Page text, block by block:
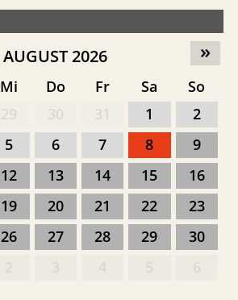
»
AUGUST 2026
Mi Do Fr Sa
So
1
2
5 6 7 8
9
12 13 14 15
16
19 20 21 22
23
26 27 28 29
30